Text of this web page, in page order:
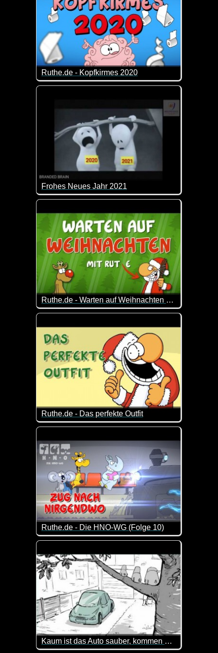
Ruthe.de - Kopfkirmes 2020
Wenn das vergangene Jahr ein Lied wäre, dann
Frohes Neues Jahr 2021
Ich wünsche dir fürs Neue Jahr alles Liebe und
Ruthe.de - Warten auf Weihnachten (30 Minuten Rudi & Santa)
Es ist noch Zeit bis zur Bescherung und ihr wisst
30 fette Minuten Ruthe-Weihnachtsvideos!
Ruthe.de - Das perfekte Outfit
Ordentliche Arbeitskleidung ist ein häufig
Ruthe.de - Die HNO-WG (Folge 10)
Die Jungs von der HNO-WG sind immer wieder für
Kaum ist das Auto sauber, kommen auch schon die Vögel...